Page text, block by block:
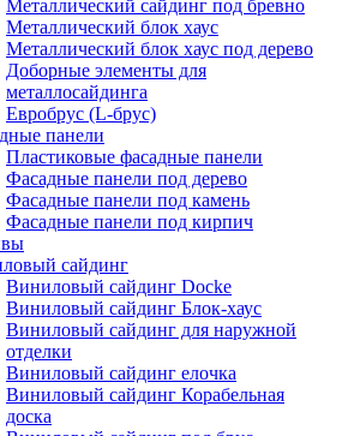
Металлический сайдинг под бревно
Металлический блок хаус
Металлический блок хаус под дерево
Доборные элементы для
металлосайдинга
Евробрус (L-брус)
панели
Пластиковые фасадные панели
Фасадные панели под дерево
Фасадные панели под камень
Фасадные панели под кирпич
сайдинг
Виниловый сайдинг Docke
Виниловый сайдинг Блок-хаус
Виниловый сайдинг для наружной
отделки
Виниловый сайдинг елочка
Виниловый сайдинг Корабельная
доска